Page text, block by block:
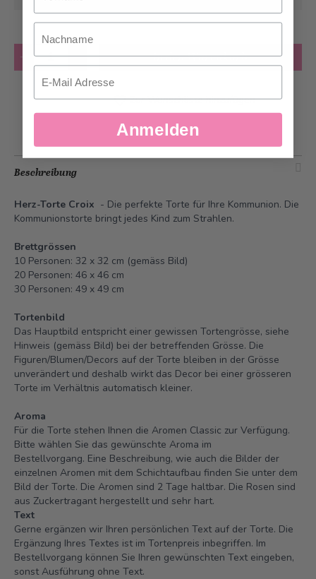
Anzahl in den Warenkorb
Zur Wunschliste hinzufügen
Beschreibung
Herz-Torte Croix - Die perfekte Torte für Ihre Kommunion. Die
Kommunionstorte bringt jedes Kind zum Strahlen.
Brettgrössen
10 Personen: 32 x 32 cm (gemäss Bild)
20 Personen: 46 x 46 cm
30 Personen: 49 x 49 cm
Tortenbild
Das Hauptbild entspricht einer gewissen Tortengrösse, siehe
Hinweis (gemäss Bild) bei der betreffenden Grösse. Die
Figuren/Blumen/Decors auf der Torte bleiben in der Grösse
unverändert und deshalb wirkt das Decor bei einer grösseren
Torte im Verhältnis automatisch kleiner.
Aroma
Für die Torte stehen Ihnen die Aromen Classic zur Verfügung.
Bitte wählen Sie das gewünschte Aroma im
Bestellvorgang. Eine Beschreibung, wie auch die Bilder der
einzelnen Aromen mit dem Schichtaufbau finden Sie unter dem
Bild der Torte. Die Aromen sind 2 Tage haltbar. Die Rosen sind
aus Zuckertragant hergestellt und sehr hart.
Text
Gerne ergänzen wir Ihren persönlichen Text auf der Torte. Die
Ergänzung Ihres Textes ist im Tortenpreis inbegriffen. Im
Bestellvorgang können Sie Ihren gewünschten Text eingeben,
sonst Ausführung ohne Text.
Nachname
Email
Anmelden